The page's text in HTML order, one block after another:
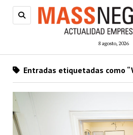
8 agosto, 2026
Entradas etiquetadas como